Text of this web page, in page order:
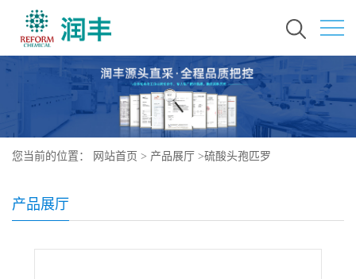
您当前的位置： 网站首页 > 产品展厅 >硫酸头孢匹罗
产品展厅